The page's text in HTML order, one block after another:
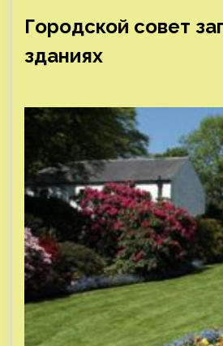
Городской совет
зданиях